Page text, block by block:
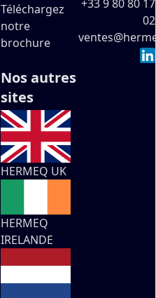
Téléchargez
notre
brochure
Nos autres
sites
HERMEQ UK
HERMEQ
IRELANDE
+33 9 80 80 17
02